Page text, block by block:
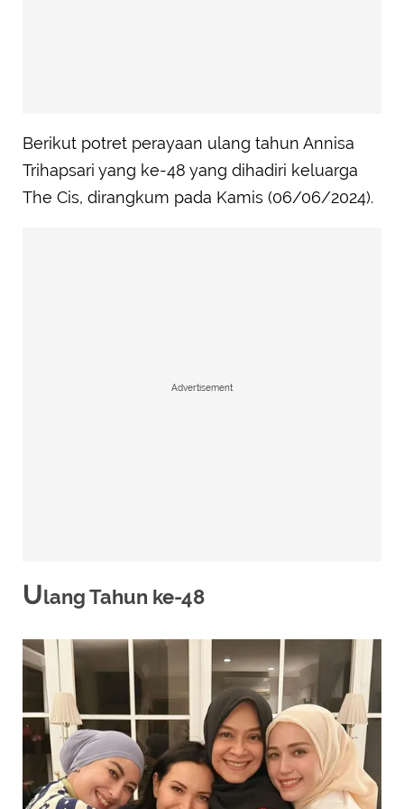
Berikut potret perayaan ulang tahun Annisa
Trihapsari yang ke-48 yang dihadiri keluarga
The Cis, dirangkum pada Kamis (06/06/2024).
Advertisement
Ulang Tahun ke-48